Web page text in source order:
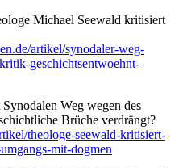
Michael Seewald kritisiert
artikel/synodaler-weg-
geschichtsentwoehnt-
Weg wegen des
Brüche verdrängt?
theologe-seewald-kritisiert-
mit-dogmen